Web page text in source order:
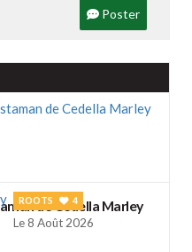
Poster
de Cedella Marley
ROOTS 4
Le 8 Août 2026